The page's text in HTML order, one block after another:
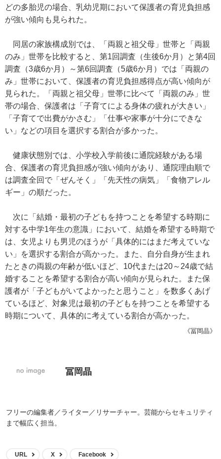
どの多胎児の場合、乳幼児期において保護者の育児負担感
が強い傾向も見られた。
同居の家族構成別では、「両親と祖父母」世帯と「両親
のみ」世帯を比較すると、第1回調査（生後6か月）と第4回
調査（3歳6か月）～第6回調査（5歳6か月）では「両親の
み」世帯において、保護者の育児負担感得点が高い傾向が
見られた。「両親と祖父母」世帯に比べて「両親のみ」世
帯の場合、保護者は「子育てによる身体の疲れが大きい」
「子育てで出費がかさむ」「仕事や家事が十分にできな
い」などの項目を選択する割合が多かった。
健康状態別では、小学校入学前後に通院経験がある場
合、保護者の育児負担感が強い傾向があり、通院理由順で
は調査全回で「ぜんそく」「先天性の病気」「食物アレル
ギー」の順だった。
次に「結婚・最初の子どもを持つことを希望する時期に
対する中学1年生の意識」において、結婚を希望する時期で
は、女児よりも男児のほうが「具体的にはまだ考えていな
い」を選択する割合が高かった。また、自分自身が生まれ
たときの両親の年齢が低いほど、10代または20～24歳で結
婚することを希望する割合が高い傾向が見られた。また保
護者が「子どもがいてよかったと思うこと」を数多くあげ
ているほど、対象児は最初の子どもを持つことを希望する
時期について、具体的に考えている割合が高かった。
《冨岡晶》
冨岡晶
フリーの編集者／ライター／リサーチャー。芸能からセキュリティ
まで幅広く担当。
URL X Facebook